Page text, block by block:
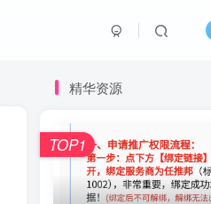
精华资源
TOP1